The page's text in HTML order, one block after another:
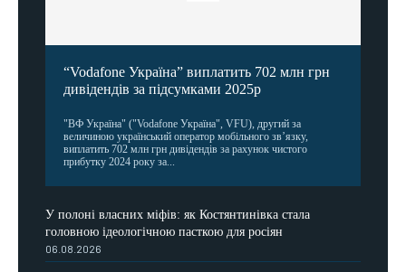
“Vodafone Україна” виплатить 702 млн грн
дивідендів за підсумками 2025р
"ВФ Україна" ("Vodafone Україна", VFU), другий за
величиною український оператор мобільного зв’язку,
виплатить 702 млн грн дивідендів за рахунок чистого
прибутку 2024 року за...
У полоні власних міфів: як Костянтинівка стала
головною ідеологічною пасткою для росіян
06.08.2026